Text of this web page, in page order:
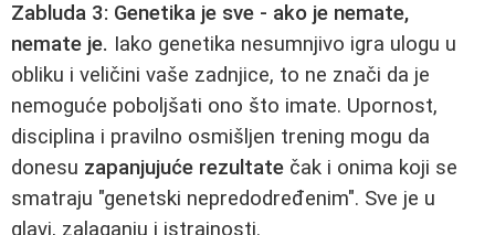
Zabluda 3: Genetika je sve - ako je nemate,
nemate je. Iako genetika nesumnjivo igra ulogu u
obliku i veličini vaše zadnjice, to ne znači da je
nemoguće poboljšati ono što imate. Upornost,
disciplina i pravilno osmišljen trening mogu da
donesu zapanjujuće rezultate čak i onima koji se
smatraju "genetski nepredodređenim". Sve je u
glavi, zalaganju i istrajnosti.